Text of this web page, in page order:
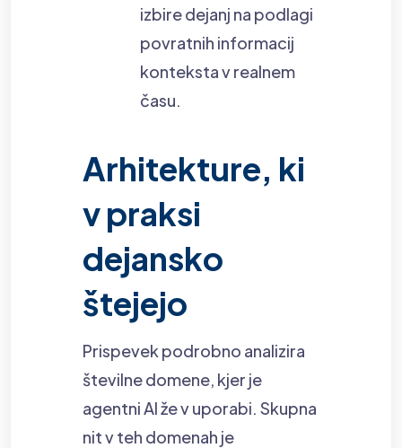
izbire dejanj na podlagi
povratnih informacij
konteksta v realnem
času.
Arhitekture, ki
v praksi
dejansko
štejejo
Prispevek podrobno analizira
številne domene, kjer je
agentni AI že v uporabi. Skupna
nit v teh domenah je